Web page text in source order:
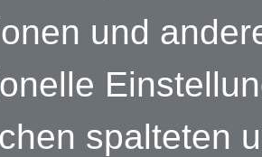
und
spalteten